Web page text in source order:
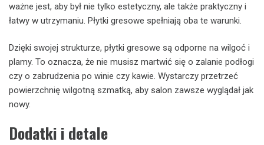
ważne jest, aby był nie tylko estetyczny, ale także praktyczny i
łatwy w utrzymaniu. Płytki gresowe spełniają oba te warunki.
Dzięki swojej strukturze, płytki gresowe są odporne na wilgoć i
plamy. To oznacza, że nie musisz martwić się o zalanie podłogi
czy o zabrudzenia po winie czy kawie. Wystarczy przetrzeć
powierzchnię wilgotną szmatką, aby salon zawsze wyglądał jak
nowy.
Dodatki i detale